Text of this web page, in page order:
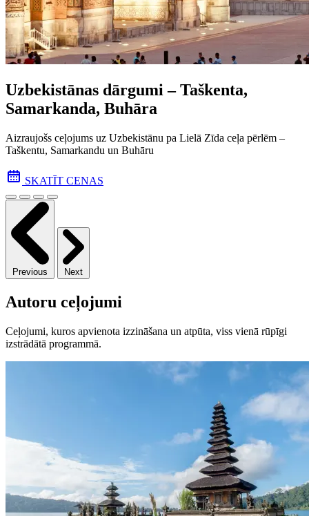
Uzbekistānas dārgumi – Taškenta,
Samarkanda, Buhāra
Aizraujošs ceļojums uz Uzbekistānu pa Lielā Zīda ceļa pēr­lēm –
Taškentu, Samarkandu un Buhāru
SKATĪT CENAS
Previous Next
Autoru ceļojumi
Ceļojumi, kuros apvienota izzināšana un atpūta, viss vienā rūpīgi
izstrādātā programmā.